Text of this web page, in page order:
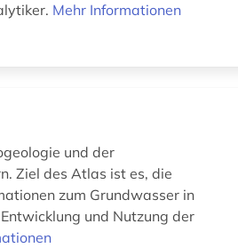
Mehr Informationen
und der
Ziel des Atlas ist es, die
zum Grundwasser in
und Nutzung der